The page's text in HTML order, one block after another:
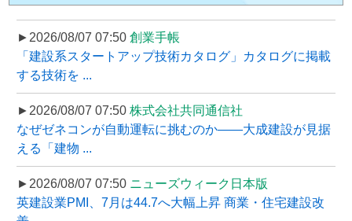
►2026/08/07 07:50 創業手帳
「建設系スタートアップ技術カタログ」カタログに掲載
する技術を ...
►2026/08/07 07:50 株式会社共同通信社
なぜゼネコンが自動運転に挑むのか――大成建設が見据
える「建物 ...
►2026/08/07 07:50 ニューズウィーク日本版
英建設業PMI、7月は44.7へ大幅上昇 商業・住宅建設改